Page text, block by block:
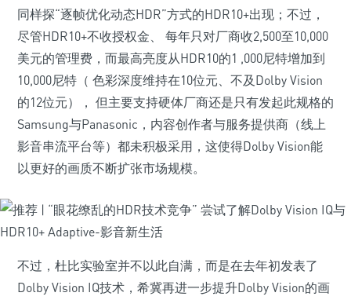
同样探“逐帧优化动态HDR”方式的HDR10+出现；不过，
尽管HDR10+不收授权金、 每年只对厂商收2,500至10,000
美元的管理费，而最高亮度从HDR10的1 ,000尼特增加到
10,000尼特（ 色彩深度维持在10位元、不及Dolby Vision
的12位元）， 但主要支持硬体厂商还是只有发起此规格的
Samsung与Panasonic，内容创作者与服务提供商（线上
影音串流平台等）都未积极采用，这使得Dolby Vision能
以更好的画质不断扩张市场规模。
不过，杜比实验室并不以此自满，而是在去年初发表了
Dolby Vision IQ技术，希冀再进一步提升Dolby Vision的画